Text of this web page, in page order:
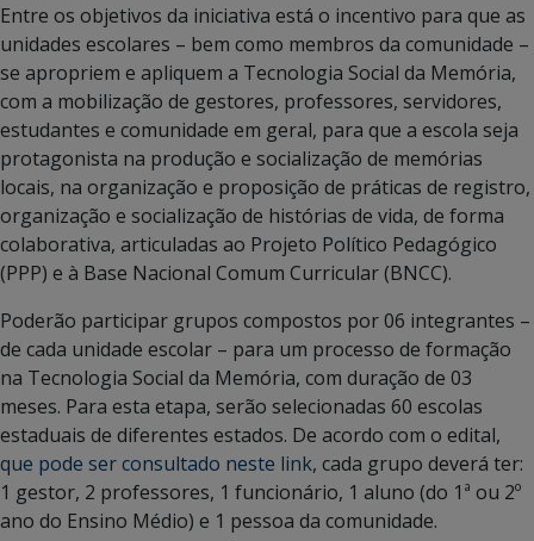
Entre os objetivos da iniciativa está o incentivo para que as
unidades escolares – bem como membros da comunidade –
se apropriem e apliquem a Tecnologia Social da Memória,
com a mobilização de gestores, professores, servidores,
estudantes e comunidade em geral, para que a escola seja
protagonista na produção e socialização de memórias
locais, na organização e proposição de práticas de registro,
organização e socialização de histórias de vida, de forma
colaborativa, articuladas ao Projeto Político Pedagógico
(PPP) e à Base Nacional Comum Curricular (BNCC).
Poderão participar grupos compostos por 06 integrantes –
de cada unidade escolar – para um processo de formação
na Tecnologia Social da Memória, com duração de 03
meses. Para esta etapa, serão selecionadas 60 escolas
estaduais de diferentes estados. De acordo com o edital,
que pode ser consultado neste link, cada grupo deverá ter:
1 gestor, 2 professores, 1 funcionário, 1 aluno (do 1ª ou 2º
ano do Ensino Médio) e 1 pessoa da comunidade.